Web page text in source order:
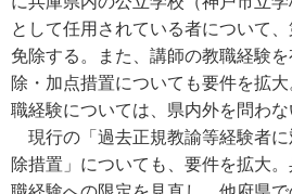
として任用されている者について
免除する。また、講師の教職経験
除・加点措置についても要件を拡
職経験については、県内外を問わな
現行の「過去正規教諭等経験者
除措置」についても、要件を拡大